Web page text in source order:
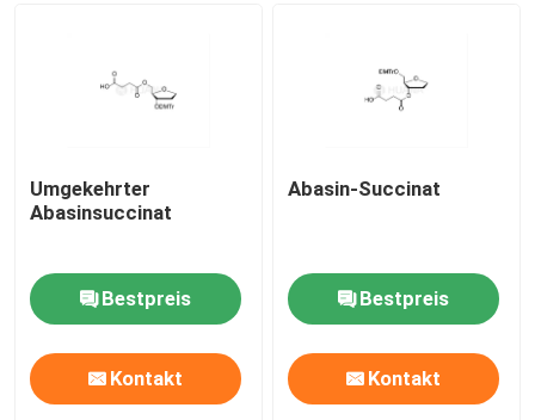
Umgekehrter
Abasinsuccinat
Bestpreis
Kontakt
Abasin-Succinat
Bestpreis
Kontakt